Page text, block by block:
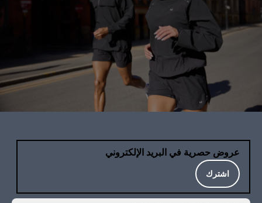
عروض حصرية في البريد الإلكتروني
اشترك